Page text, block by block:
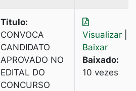
Titulo:
CONVOCA
CANDIDATO
APROVADO NO
EDITAL DO
CONCURSO
Visualizar
Baixar
Baixado:
10 vezes